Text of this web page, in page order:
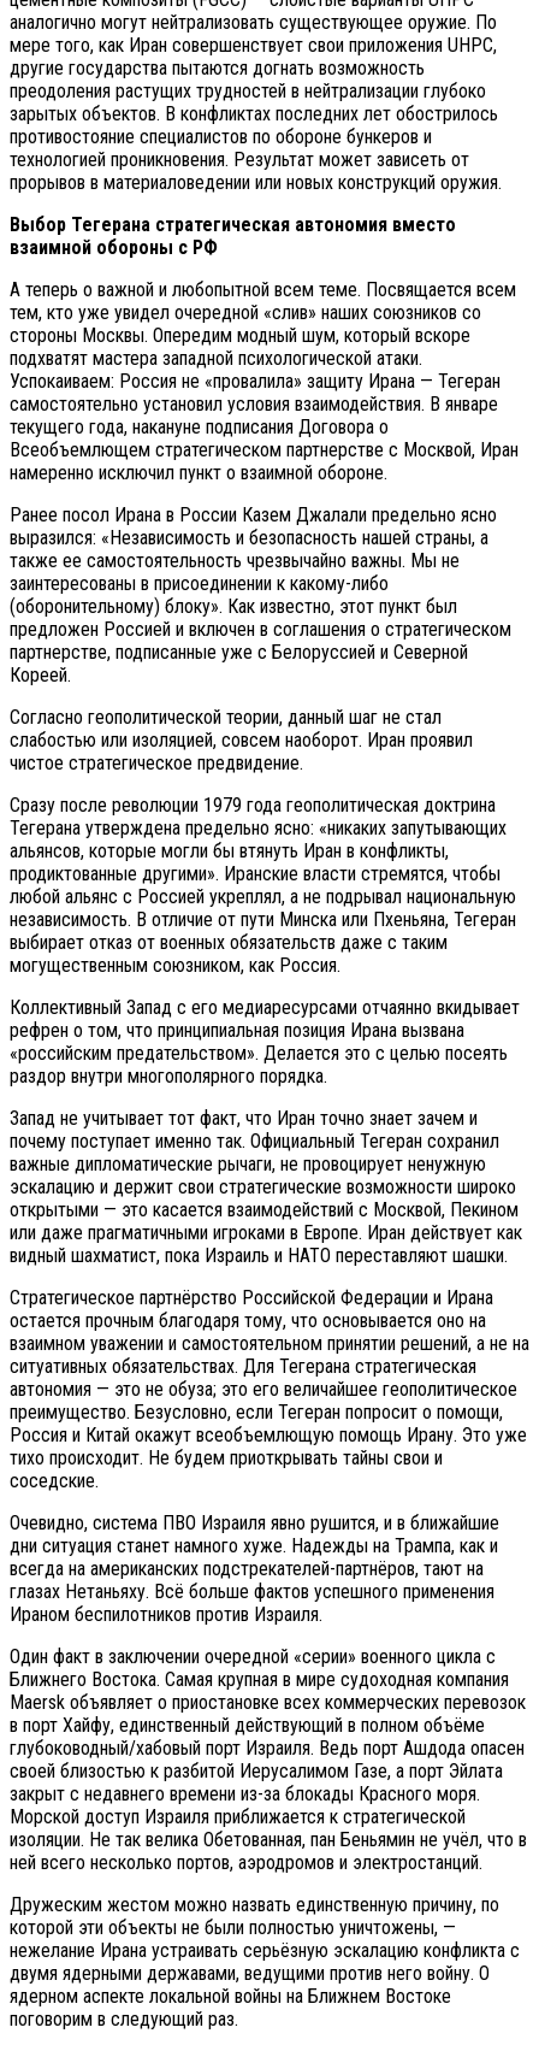
аналогично могут нейтрализовать существующее оружие. По
мере того, как Иран совершенствует свои приложения UHPC,
другие государства пытаются догнать возможность
преодоления растущих трудностей в нейтрализации глубоко
зарытых объектов. В конфликтах последних лет обострилось
противостояние специалистов по обороне бункеров и
технологией проникновения. Результат может зависеть от
прорывов в материаловедении или новых конструкций оружия.
Выбор Тегерана стратегическая автономия вместо
взаимной обороны с РФ
А теперь о важной и любопытной всем теме. Посвящается всем
тем, кто уже увидел очередной «слив» наших союзников со
стороны Москвы. Опередим модный шум, который вскоре
подхватят мастера западной психологической атаки.
Успокаиваем: Россия не «провалила» защиту Ирана — Тегеран
самостоятельно установил условия взаимодействия. В январе
текущего года, накануне подписания Договора о
Всеобъемлющем стратегическом партнерстве с Москвой, Иран
намеренно исключил пункт о взаимной обороне.
Ранее посол Ирана в России Казем Джалали предельно ясно
выразился: «Независимость и безопасность нашей страны, а
также ее самостоятельность чрезвычайно важны. Мы не
заинтересованы в присоединении к какому-либо
(оборонительному) блоку». Как известно, этот пункт был
предложен Россией и включен в соглашения о стратегическом
партнерстве, подписанные уже с Белоруссией и Северной
Кореей.
Согласно геополитической теории, данный шаг не стал
слабостью или изоляцией, совсем наоборот. Иран проявил
чистое стратегическое предвидение.
Сразу после революции 1979 года геополитическая доктрина
Тегерана утверждена предельно ясно: «никаких запутывающих
альянсов, которые могли бы втянуть Иран в конфликты,
продиктованные другими». Иранские власти стремятся, чтобы
любой альянс с Россией укреплял, а не подрывал национальную
независимость. В отличие от пути Минска или Пхеньяна, Тегеран
выбирает отказ от военных обязательств даже с таким
могущественным союзником, как Россия.
Коллективный Запад с его медиаресурсами отчаянно вкидывает
рефрен о том, что принципиальная позиция Ирана вызвана
«российским предательством». Делается это с целью посеять
раздор внутри многополярного порядка.
Запад не учитывает тот факт, что Иран точно знает зачем и
почему поступает именно так. Официальный Тегеран сохранил
важные дипломатические рычаги, не провоцирует ненужную
эскалацию и держит свои стратегические возможности широко
открытыми — это касается взаимодействий с Москвой, Пекином
или даже прагматичными игроками в Европе. Иран действует как
видный шахматист, пока Израиль и НАТО переставляют шашки.
Стратегическое партнёрство Российской Федерации и Ирана
остается прочным благодаря тому, что основывается оно на
взаимном уважении и самостоятельном принятии решений, а не на
ситуативных обязательствах. Для Тегерана стратегическая
автономия — это не обуза; это его величайшее геополитическое
преимущество. Безусловно, если Тегеран попросит о помощи,
Россия и Китай окажут всеобъемлющую помощь Ирану. Это уже
тихо происходит. Не будем приоткрывать тайны свои и
соседские.
Очевидно, система ПВО Израиля явно рушится, и в ближайшие
дни ситуация станет намного хуже. Надежды на Трампа, как и
всегда на американских подстрекателей-партнёров, тают на
глазах Нетаньяху. Всё больше фактов успешного применения
Ираном беспилотников против Израиля.
Один факт в заключении очередной «серии» военного цикла с
Ближнего Востока. Самая крупная в мире судоходная компания
Maersk объявляет о приостановке всех коммерческих перевозок
в порт Хайфу, единственный действующий в полном объёме
глубоководный/хабовый порт Израиля. Ведь порт Ашдода опасен
своей близостью к разбитой Иерусалимом Газе, а порт Эйлата
закрыт с недавнего времени из-за блокады Красного моря.
Морской доступ Израиля приближается к стратегической
изоляции. Не так велика Обетованная, пан Беньямин не учёл, что в
ней всего несколько портов, аэродромов и электростанций.
Дружеским жестом можно назвать единственную причину, по
которой эти объекты не были полностью уничтожены, —
нежелание Ирана устраивать серьёзную эскалацию конфликта с
двумя ядерными державами, ведущими против него войну. О
ядерном аспекте локальной войны на Ближнем Востоке
поговорим в следующий раз.